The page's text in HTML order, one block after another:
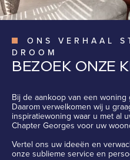
ONS VERHAAL
DROOM
BEZOEK ONZE
Bij de aankoop van een
Daarom verwelkomen wij u
inspiratiewoning waar u met al
Chapter Georges voor uw
Vertel ons uw ideeën en
onze sublieme service en